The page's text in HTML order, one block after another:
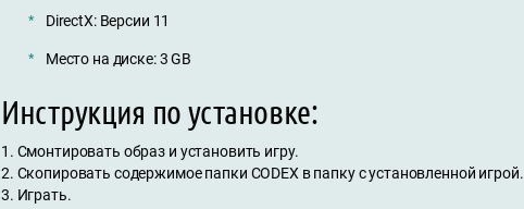
DirectX: Версии 11
Место на диске: 3 GB
Инструкция по установке:
1. Смонтировать образ и установить игру.
2. Скопировать содержимое папки CODEX в папку с установленной игрой.
3. Играть.